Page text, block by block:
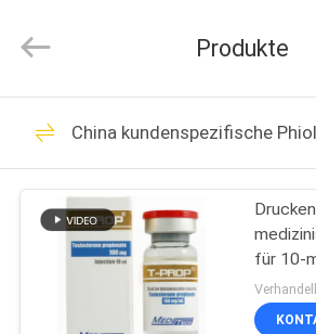
HAUS
PRODUKTE
ÜBER
Reserved.
Glasphiolen-
Aufkleber
Produkte
China kundenspezifische
für 10-